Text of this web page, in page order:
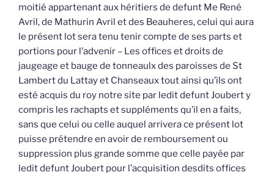
moitié appartenant aux héritiers de defunt Me René
Avril, de Mathurin Avril et des Beauheres, celui qui aura
le présent lot sera tenu tenir compte de ses parts et
portions pour l’advenir – Les offices et droits de
jaugeage et bauge de tonneaulx des paroisses de St
Lambert du Lattay et Chanseaux tout ainsi qu’ils ont
esté acquis du roy notre site par ledit defunt Joubert y
compris les rachapts et suppléments qu’il en a faits,
sans que celui ou celle auquel arrivera ce présent lot
puisse prétendre en avoir de remboursement ou
suppression plus grande somme que celle payée par
ledit defunt Joubert pour l’acquisition desdits offices